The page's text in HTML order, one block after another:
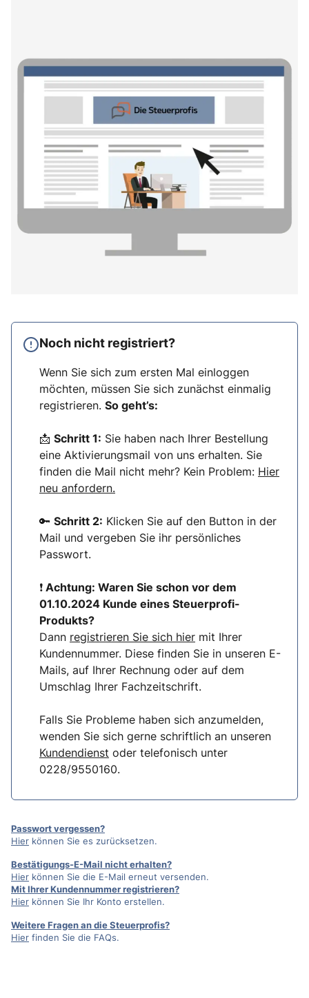
Noch nicht registriert?
Wenn Sie sich zum ersten Mal einloggen
möchten, müssen Sie sich zunächst einmalig
registrieren. So geht’s:
📩 Schritt 1: Sie haben nach Ihrer Bestellung
eine Aktivierungsmail von uns erhalten. Sie
finden die Mail nicht mehr? Kein Problem: Hier
neu anfordern.
🔑 Schritt 2: Klicken Sie auf den Button in der
Mail und vergeben Sie ihr persönliches
Passwort.
❗ Achtung: Waren Sie schon vor dem
01.10.2024 Kunde eines Steuerprofi-
Produkts?
Dann registrieren Sie sich hier mit Ihrer
Kundennummer. Diese finden Sie in unseren E-
Mails, auf Ihrer Rechnung oder auf dem
Umschlag Ihrer Fachzeitschrift.
Falls Sie Probleme haben sich anzumelden,
wenden Sie sich gerne schriftlich an unseren
Kundendienst oder telefonisch unter
0228/9550160.
Passwort vergessen?
Hier können Sie es zurücksetzen.
Bestätigungs-E-Mail nicht erhalten?
Hier können Sie die E-Mail erneut versenden.
Mit Ihrer Kundennummer registrieren?
Hier können Sie Ihr Konto erstellen.
Weitere Fragen an die Steuerprofis?
Hier finden Sie die FAQs.